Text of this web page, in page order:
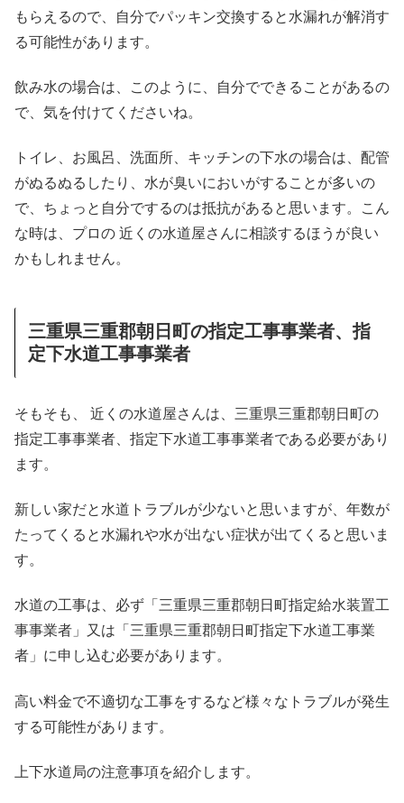
もらえるので、自分でパッキン交換すると水漏れが解消す
る可能性があります。
飲み水の場合は、このように、自分でできることがあるの
で、気を付けてくださいね。
トイレ、お風呂、洗面所、キッチンの下水の場合は、配管
がぬるぬるしたり、水が臭いにおいがすることが多いの
で、ちょっと自分でするのは抵抗があると思います。こん
な時は、プロの 近くの水道屋さんに相談するほうが良い
かもしれません。
三重県三重郡朝日町の指定工事事業者、指
定下水道工事事業者
そもそも、 近くの水道屋さんは、三重県三重郡朝日町の
指定工事事業者、指定下水道工事事業者である必要があり
ます。
新しい家だと水道トラブルが少ないと思いますが、年数が
たってくると水漏れや水が出ない症状が出てくると思いま
す。
水道の工事は、必ず「三重県三重郡朝日町指定給水装置工
事事業者」又は「三重県三重郡朝日町指定下水道工事業
者」に申し込む必要があります。
高い料金で不適切な工事をするなど様々なトラブルが発生
する可能性があります。
上下水道局の注意事項を紹介します。